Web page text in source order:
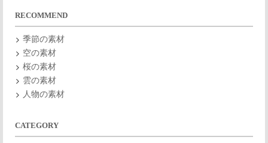
RECOMMEND
季節の素材
空の素材
桜の素材
雲の素材
人物の素材
CATEGORY